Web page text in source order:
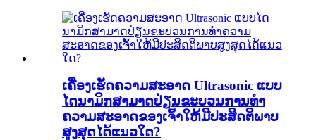
ເຄື່ອງເຮັດຄວາມສະອາດ Ultrasonic ແບບ
ໄດນາມິກສາມາດປ່ຽນຂະບວນການທໍາ
ຄວາມສະອາດຂອງເຈົ້າໃຫ້ມີປະສິດຕິພາບ
ສູງສຸດໄດ້ແນວໃດ?